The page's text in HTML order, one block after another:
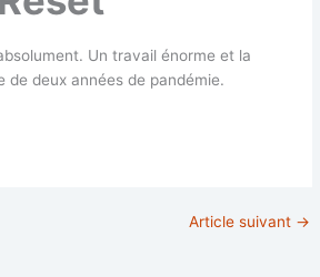
Un travail énorme et la
de deux années de pandémie.
Article suivant →